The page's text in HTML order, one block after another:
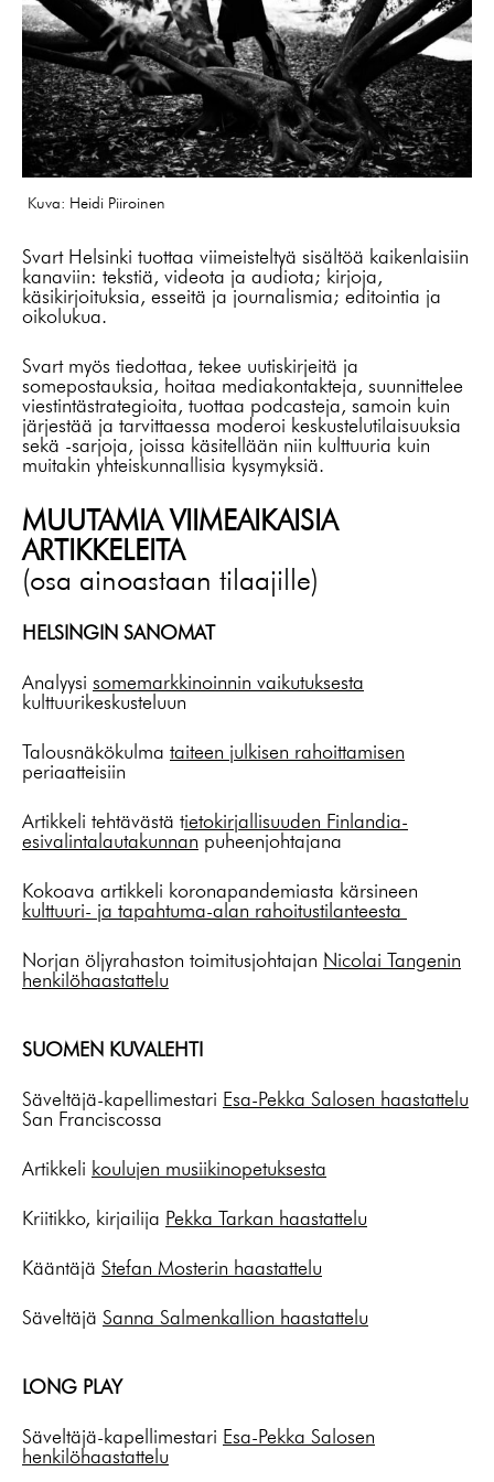
Kuva: Heidi Piiroinen
Svart Helsinki tuottaa viimeisteltyä sisältöä kaikenlaisiin
kanaviin: tekstiä, videota ja audiota; kirjoja,
käsikirjoituksia, esseitä ja journalismia; editointia ja
oikolukua.
Svart myös tiedottaa, tekee uutiskirjeitä ja
somepostauksia, hoitaa mediakontakteja, suunnittelee
viestintästrategioita, tuottaa podcasteja, samoin kuin
järjestää ja tarvittaessa moderoi keskustelutilaisuuksia
sekä -sarjoja, joissa käsitellään niin kulttuuria kuin
muitakin yhteiskunnallisia kysymyksiä.
MUUTAMIA VIIMEAIKAISIA
ARTIKKELEITA
(osa ainoastaan tilaajille)
HELSINGIN SANOMAT
Analyysi somemarkkinoinnin vaikutuksesta
kulttuurikeskusteluun
Talousnäkökulma taiteen julkisen rahoittamisen
periaatteisiin
Artikkeli tehtävästä tietokirjallisuuden Finlandia-
esivalintalautakunnan puheenjohtajana
Kokoava artikkeli koronapandemiasta kärsineen
kulttuuri- ja tapahtuma-alan rahoitustilanteesta
Norjan öljyrahaston toimitusjohtajan Nicolai Tangenin
henkilöhaastattelu
SUOMEN KUVALEHTI
Säveltäjä-kapellimestari Esa-Pekka Salosen haastattelu
San Franciscossa
Artikkeli koulujen musiikinopetuksesta
Kriitikko, kirjailija Pekka Tarkan haastattelu
Kääntäjä Stefan Mosterin haastattelu
Säveltäjä Sanna Salmenkallion haastattelu
LONG PLAY
Säveltäjä-kapellimestari Esa-Pekka Salosen
henkilöhaastattelu